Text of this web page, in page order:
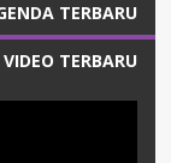
TERBARU
VIDEO TERBARU